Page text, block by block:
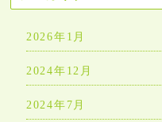
2026年1月
2024年12月
2024年7月